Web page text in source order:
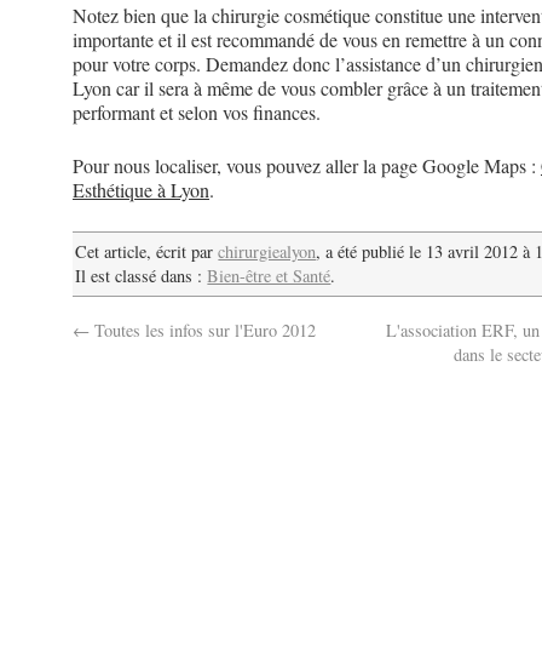
Notez bien que la chirurgie cosmétique constitue une
importante et il est recommandé de vous en remettre à un
pour votre corps. Demandez donc l’assistance d’un
Lyon car il sera à même de vous combler grâce à un
performant et selon vos finances.
Pour nous localiser, vous pouvez aller la page Google Maps :
Esthétique à Lyon.
Cet article, écrit parchirurgiealyon, a été publié le 13 avril 2012 à
Il est classé dans :Bien-être et Santé.
← Toutes les infos sur l'Euro 2012
L'association ERF,
dans le